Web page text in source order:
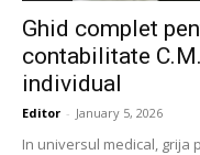
Ghid complet
contabilitate
individual
Editor - January 5, 2026
In universul medical,